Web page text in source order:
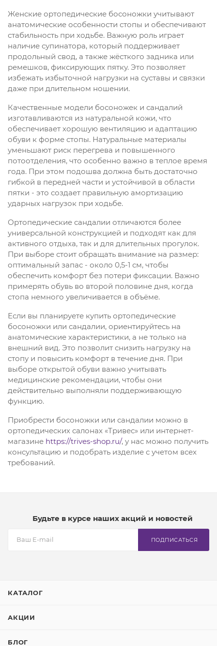
Женские ортопедические босоножки учитывают
анатомические особенности стопы и обеспечивают
стабильность при ходьбе. Важную роль играет
наличие супинатора, который поддерживает
продольный свод, а также жёсткого задника или
ремешков, фиксирующих пятку. Это позволяет
избежать избыточной нагрузки на суставы и связки
даже при длительном ношении.
Качественные модели босоножек и сандалий
изготавливаются из натуральной кожи, что
обеспечивает хорошую вентиляцию и адаптацию
обуви к форме стопы. Натуральные материалы
уменьшают риск перегрева и повышенного
потоотделения, что особенно важно в теплое время
года. При этом подошва должна быть достаточно
гибкой в передней части и устойчивой в области
пятки - это создает правильную амортизацию
ударных нагрузок при ходьбе.
Ортопедические сандалии отличаются более
универсальной конструкцией и подходят как для
активного отдыха, так и для длительных прогулок.
При выборе стоит обращать внимание на размер:
оптимальный запас - около 0,5-1 см, чтобы
обеспечить комфорт без потери фиксации. Важно
примерять обувь во второй половине дня, когда
стопа немного увеличивается в объёме.
Если вы планируете купить ортопедические
босоножки или сандалии, ориентируйтесь на
анатомические характеристики, а не только на
внешний вид. Это позволит снизить нагрузку на
стопу и повысить комфорт в течение дня. При
выборе открытой обуви важно учитывать
медицинские рекомендации, чтобы они
действительно выполняли поддерживающую
функцию.
Приобрести босоножки или сандалии можно в
ортопедических салонах «Тривес» или интернет-
магазине https://trives-shop.ru/, у нас можно получить
консультацию и подобрать изделие с учетом всех
требований.
Будьте в курсе наших акций и новостей
ПОДПИСАТЬСЯ
КАТАЛОГ
АКЦИИ
БЛОГ